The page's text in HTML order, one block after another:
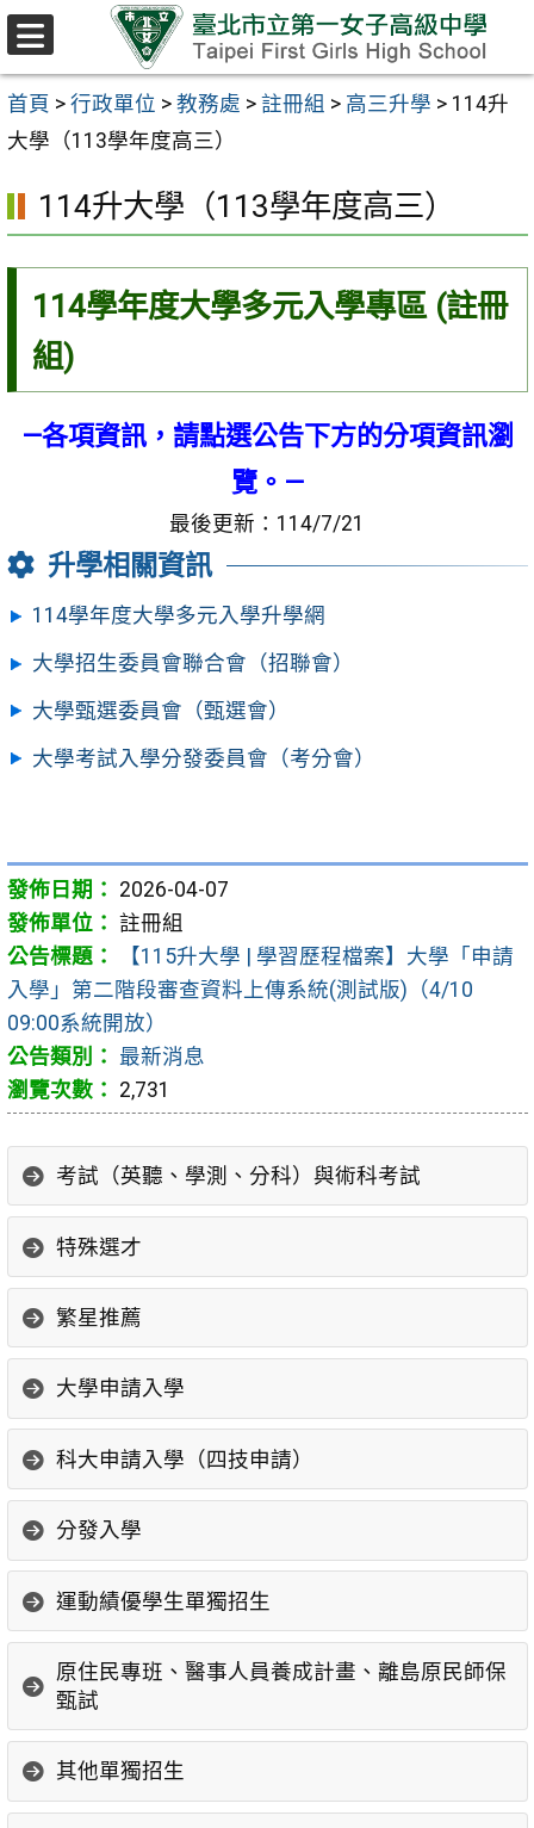
跳至主要內容區
首頁 > 行政單位 > 教務處 > 註冊組 > 高三升學 > 114升
大學（113學年度高三）
114升大學（113學年度高三）
114學年度大學多元入學專區 (註冊
組)
—各項資訊，請點選公告下方的分項資訊瀏
覽。—
最後更新：114/7/21
升學相關資訊
114學年度大學多元入學升學網
大學招生委員會聯合會（招聯會）
大學甄選委員會（甄選會）
大學考試入學分發委員會（考分會）
2026-04-07
註冊組
【115升大學 | 學習歷程檔案】大學「申請
入學」第二階段審查資料上傳系統(測試版)（4/10
09:00系統開放）
最新消息
2,731
考試（英聽、學測、分科）與術科考試
特殊選才
繁星推薦
大學申請入學
科大申請入學（四技申請）
分發入學
運動績優學生單獨招生
原住民專班、醫事人員養成計畫、離島原民師保
甄試
其他單獨招生
選
單